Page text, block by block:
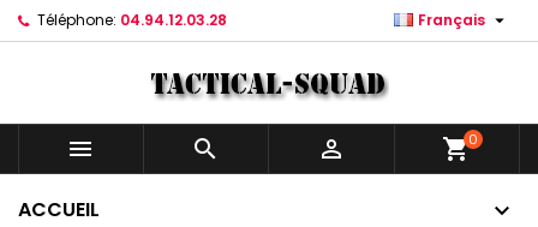
Téléphone: 04.94.12.03.28 Français 
   shopping_cart0
ACCUEIL